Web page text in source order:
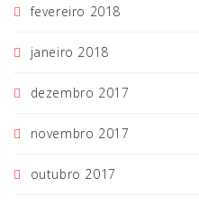
fevereiro 2018
janeiro 2018
dezembro 2017
novembro 2017
outubro 2017